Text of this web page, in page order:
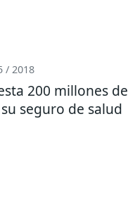
/ 2018
200 millones de
seguro de salud